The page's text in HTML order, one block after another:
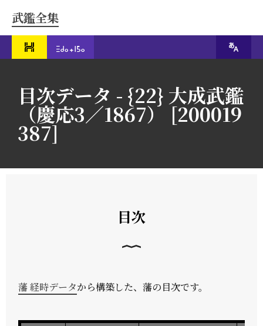
武鑑全集
目次データ - {22} 大成武鑑
（慶応3／1867） [200019
387]
目次
藩 経時データから構築した、藩の目次です。